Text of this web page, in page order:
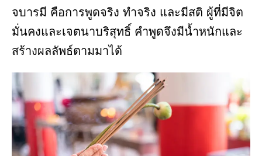
จบารมี คือการพูดจริง ทำจริง และมีสติ ผู้ที่มีจิต
มั่นคงและเจตนาบริสุทธิ์ คำพูดจึงมีน้ำหนักและ
สร้างผลลัพธ์ตามมาได้